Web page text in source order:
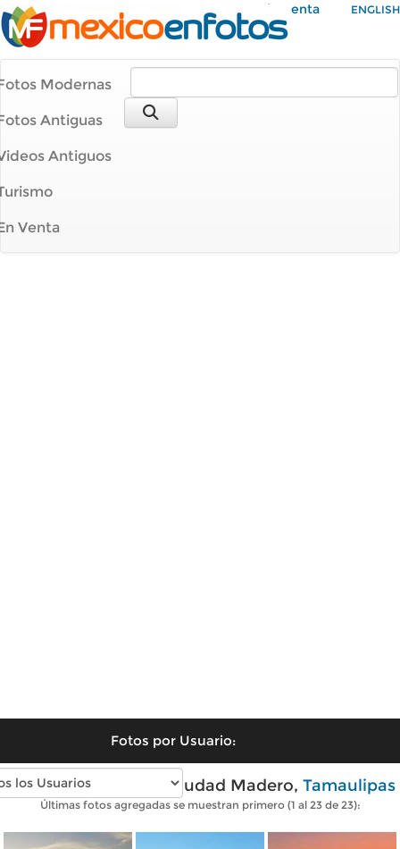
Mi Cuenta ENGLISH
Modernas
Antiguas
Antiguos
Venta
Fotos por Usuario:
Fotos modernas de Ciudad Madero, Tamaulipas
Últimas fotos agregadas se muestran primero (1 al 23 de 23):